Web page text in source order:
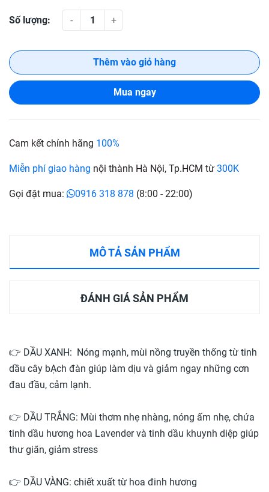
Số lượng: - +
Thêm vào giỏ hàng
Mua ngay
Cam kết chính hãng 100%
Miễn phí giao hàng nội thành Hà Nội, Tp.HCM từ 300K
Gọi đặt mua: 0916 318 878 (8:00 - 22:00)
MÔ TẢ SẢN PHẨM
ĐÁNH GIÁ SẢN PHẨM
👉 DẦU XANH: Nóng mạnh, mùi nồng truyền thống từ tinh
dầu cây bẠch đàn giúp làm dịu và giảm ngay những cơn
đau đầu, cảm lạnh.
👉 DẦU TRẮNG: Mùi thơm nhẹ nhàng, nóng ấm nhẹ, chứa
tinh dầu hương hoa Lavender và tinh dầu khuynh diệp giúp
thư giãn, giảm stress
👉 DẦU VÀNG: chiết xuất từ hoa đinh hương